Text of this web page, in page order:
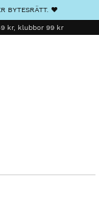
BYTESRÄTT. ❤️
kr, klubbor 99 kr